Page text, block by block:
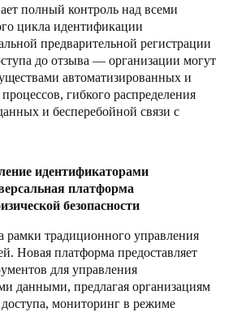
полный контроль над всеми
цикла идентификации
предварительной регистрации
до отзыва — организации могут
автоматизированных и
гибкого распределения
и бесперебойной связи с
идентификаторами
платформа
безопасности
рамки традиционного управления
Новая платформа предоставляет
для управления
данными, предлагая организациям
мониторинг в режиме